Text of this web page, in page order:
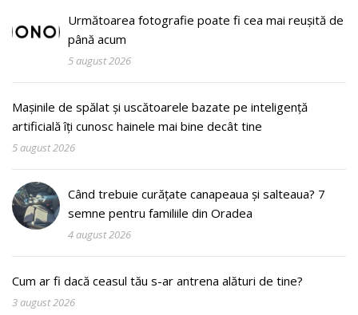
Următoarea fotografie poate fi cea mai reușită de
până acum
5 august 2026
Mașinile de spălat și uscătoarele bazate pe inteligență
artificială îți cunosc hainele mai bine decât tine
5 august 2026
Când trebuie curățate canapeaua și salteaua? 7
semne pentru familiile din Oradea
4 august 2026
Cum ar fi dacă ceasul tău s-ar antrena alături de tine?
3 august 2026